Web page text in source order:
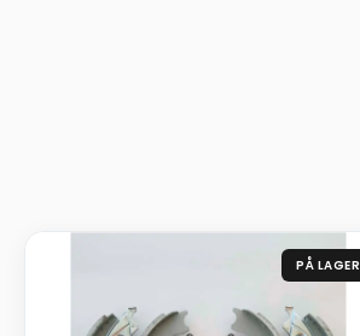
PÅ LAGER